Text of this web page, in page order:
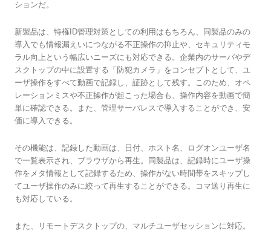
ションだ。
新製品は、特権ID管理対策としての利用はもちろん、同製品のみの
導入でも情報漏えいにつながる不正操作の抑止や、セキュリティモ
ラル向上という幅広いニーズにも対応できる。企業内のサーバやデ
スクトップの中に設置する「防犯カメラ」をコンセプトとして、ユ
ーザ操作をすべて動画で記録し、証跡として残す。このため、オペ
レーションミスや不正操作が起こった場合も、操作内容を動画で簡
単に確認できる。また、管理サーバレスで導入することができ、安
価に導入できる。
その機能は、記録した動画は、日付、ホスト名、ログオンユーザ名
で一覧表示され、ブラウザから再生。同製品は、記録時にユーザ操
作をメタ情報として記録するため、操作がない時間帯をスキップし
てユーザ操作のみに絞って再生することができる。コマ送り再生に
も対応している。
また、リモートデスクトップの、マルチユーザセッションに対応。